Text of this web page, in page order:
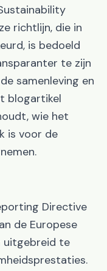
richtlijn, die in
is bedoeld
te zijn
samenleving en
blogartikel
wie het
is voor de
Directive
de Europese
uitgebreid te